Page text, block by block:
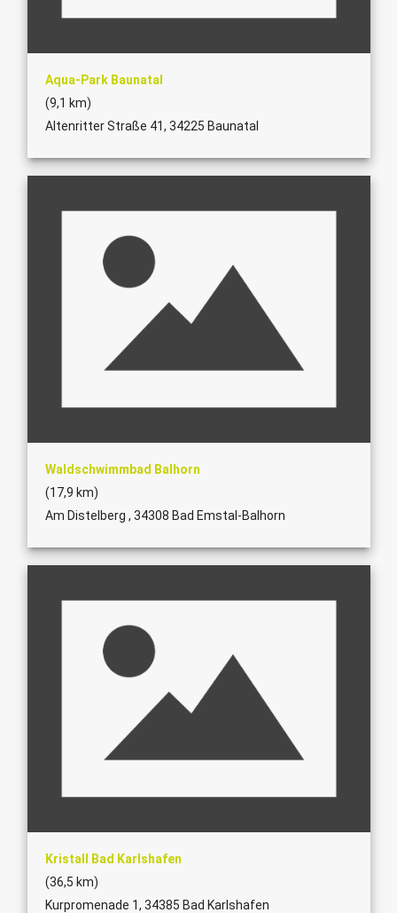
Aqua-Park Baunatal
(9,1 km)
Altenritter Straße 41, 34225 Baunatal
Waldschwimmbad Balhorn
(17,9 km)
Am Distelberg , 34308 Bad Emstal-Balhorn
Kristall Bad Karlshafen
(36,5 km)
Kurpromenade 1, 34385 Bad Karlshafen